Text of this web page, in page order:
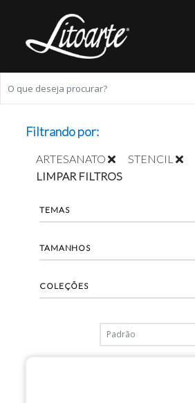
Filtrando por:
ARTESANATO
STENCIL
LIMPAR FILTROS
TEMAS
TAMANHOS
COLEÇÕES